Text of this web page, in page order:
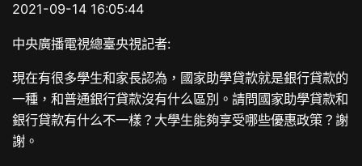
2021-09-14 16:05:44
中央廣播電視總臺央視記者:
現在有很多學生和家長認為，國家助學貸款就是銀行貸款的
一種，和普通銀行貸款沒有什么區別。請問國家助學貸款和
銀行貸款有什么不一樣？大學生能夠享受哪些優惠政策？謝
謝。